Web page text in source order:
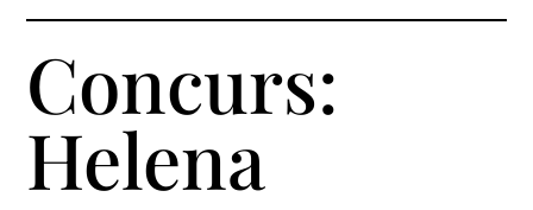
Concurs:
Helena